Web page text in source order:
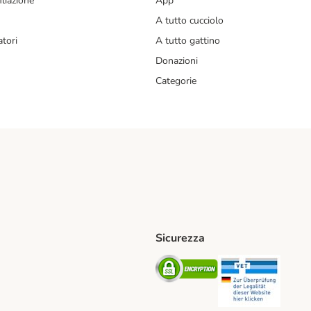
A tutto cucciolo
A tutto gattino
Donazioni
Categorie
Method
Shipping Method
Sicurezza
Security